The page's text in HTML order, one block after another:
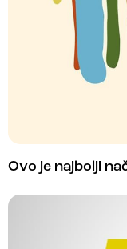
Ovo je najbolji